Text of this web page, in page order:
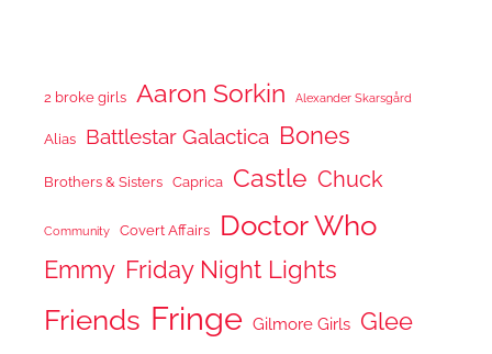
2 broke girls Aaron Sorkin Alexander Skarsgård
Alias Battlestar Galactica Bones
Brothers & Sisters Caprica Castle Chuck
Community Covert Affairs Doctor Who
Emmy Friday Night Lights
Friends Fringe Gilmore Girls Glee